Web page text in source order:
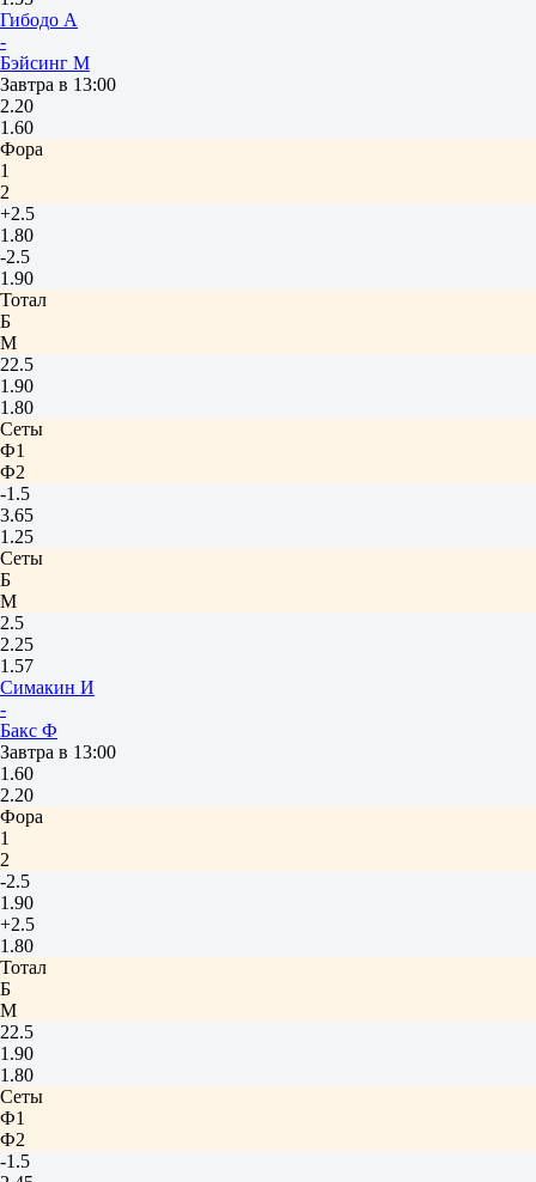
Гибодо А
-
Бэйсинг М
Завтра в 13:00
2.20
1.60
Фора
1
2
+2.5
1.80
-2.5
1.90
Тотал
Б
М
22.5
1.90
1.80
Сеты
Ф1
Ф2
-1.5
3.65
1.25
Сеты
Б
М
2.5
2.25
1.57
Симакин И
-
Бакс Ф
Завтра в 13:00
1.60
2.20
Фора
1
2
-2.5
1.90
+2.5
1.80
Тотал
Б
М
22.5
1.90
1.80
Сеты
Ф1
Ф2
-1.5